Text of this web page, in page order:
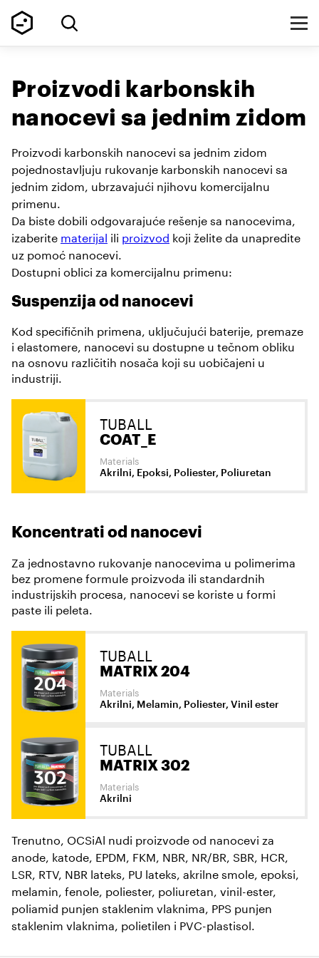
Proizvodi karbonskih
nanocevi sa jednim zidom
Proizvodi karbonskih nanocevi sa jednim zidom
pojednostavljuju rukovanje karbonskih nanocevi sa
jednim zidom, ubrzavajući njihovu komercijalnu
primenu.
Da biste dobili odgovarajuće rešenje sa nanocevima,
izaberite materijal ili proizvod koji želite da unapredite
uz pomoć nanocevi.
Dostupni oblici za komercijalnu primenu:
Suspenzija od nanocevi
Kod specifičnih primena, uključujući baterije, premaze
i elastomere, nanocevi su dostupne u tečnom obliku
na osnovu različitih nosača koji su uobičajeni u
industriji.
TUBALL
COAT_E
Materials
Akrilni, Epoksi, Poliester, Poliuretan
Koncentrati od nanocevi
Za jednostavno rukovanje nanocevima u polimerima
bez promene formule proizvoda ili standardnih
industrijskih procesa, nanocevi se koriste u formi
paste ili peleta.
TUBALL
MATRIX 204
Materials
Akrilni, Melamin, Poliester, Vinil ester
TUBALL
MATRIX 302
Materials
Akrilni
Trenutno, OCSiAl nudi proizvode od nanocevi za
anode, katode, EPDM, FKM, NBR, NR/BR, SBR, HCR,
LSR, RTV, NBR lateks, PU lateks, akrilne smole, epoksi,
melamin, fenole, poliester, poliuretan, vinil-ester,
poliamid punjen staklenim vlaknima, PPS punjen
staklenim vlaknima, polietilen i PVC-plastisol.